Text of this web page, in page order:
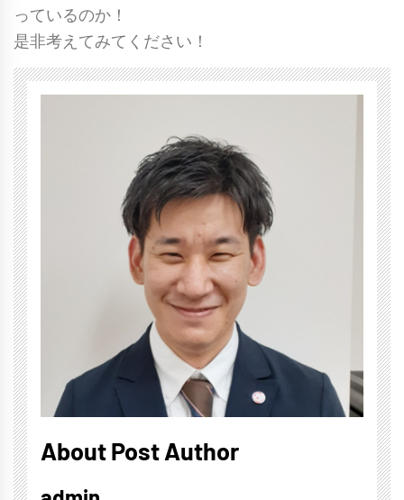
っているのか！
是非考えてみてください！
About Post Author